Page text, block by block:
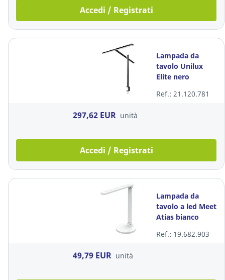
Accedi / Registrati
Lampada da
tavolo Unilux
Elite nero
Ref.: 21.120.781
297,62 EUR unità
Accedi / Registrati
Lampada da
tavolo a led Meet
Atias bianco
Ref.: 19.682.903
49,79 EUR unità